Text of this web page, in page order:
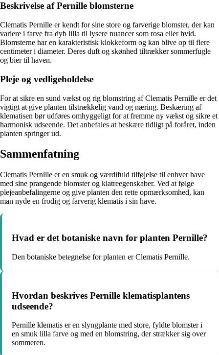
Beskrivelse af Pernille blomsterne
Clematis Pernille er kendt for sine store og farverige blomster, der kan
variere i farve fra dyb lilla til lysere nuancer som rosa eller hvid.
Blomsterne har en karakteristisk klokkeform og kan blive op til flere
centimeter i diameter. Deres duft og skønhed tiltrækker sommerfugle
og bier til haven.
Pleje og vedligeholdelse
For at sikre en sund vækst og rig blomstring af Clematis Pernille er det
vigtigt at give planten tilstrækkelig vand og næring. Beskæring af
klematisen bør udføres omhyggeligt for at fremme ny vækst og sikre et
harmonisk udseende. Det anbefales at beskære tidligt på foråret, inden
planten springer ud.
Sammenfatning
Clematis Pernille er en smuk og værdifuld tilføjelse til enhver have
med sine prangende blomster og klatreegenskaber. Ved at følge
plejeanbefalingerne og give planten den rette opmærksomhed, kan
man nyde en frodig og farverig klematis i sin have.
Hvad er det botaniske navn for planten Pernille?
Den botaniske betegnelse for planten er Clematis Pernille.
Hvordan beskrives Pernille klematisplantens
udseende?
Pernille klematis er en slyngplante med store, fyldte blomster i
en smuk lilla farve og med en blomstring, der strækker sig over
sommeren.